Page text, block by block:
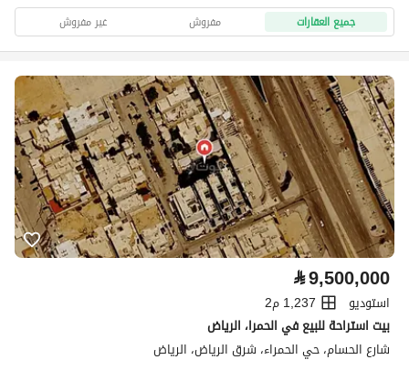
جميع العقارات مفروش غير مفروش
⃁9,500,000
استوديو
1,237 م2
بيت استراحة للبيع في الحمرا، الرياض
شارع الحسام، حي الحمراء، شرق الرياض، الرياض